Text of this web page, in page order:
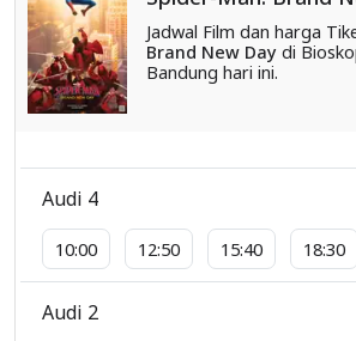
Jadwal Film dan harga
Brand New Daydi
Bandung hari ini.
Audi 4
10:00 12:50 15:40 18:30
Audi 2